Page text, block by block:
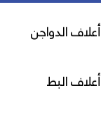
أعلاف الدواجن
أعلاف البط